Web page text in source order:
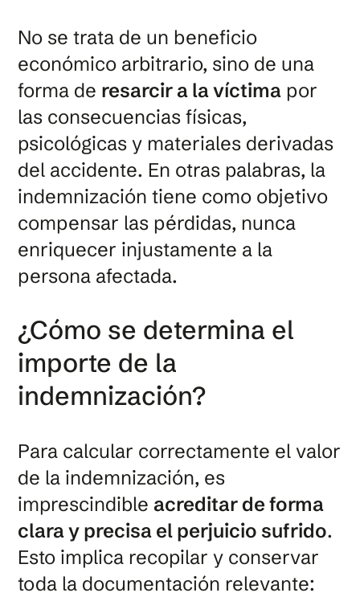
No se trata de un beneficio
económico arbitrario, sino de una
forma de resarcir a la víctima por
las consecuencias físicas,
psicológicas y materiales derivadas
del accidente. En otras palabras, la
indemnización tiene como objetivo
compensar las pérdidas, nunca
enriquecer injustamente a la
persona afectada.
¿Cómo se determina el
importe de la
indemnización?
Para calcular correctamente el valor
de la indemnización, es
imprescindibleacreditar de forma
clara y precisa el perjuicio sufrido.
Esto implica recopilar y conservar
toda la documentación relevante: